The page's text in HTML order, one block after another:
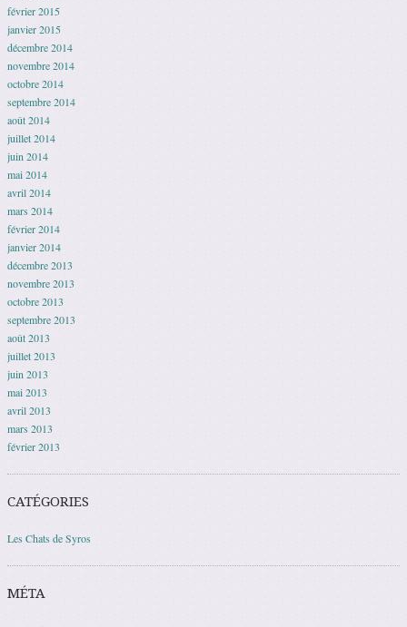
février 2015
janvier 2015
décembre 2014
novembre 2014
octobre 2014
septembre 2014
août 2014
juillet 2014
juin 2014
mai 2014
avril 2014
mars 2014
février 2014
janvier 2014
décembre 2013
novembre 2013
octobre 2013
septembre 2013
août 2013
juillet 2013
juin 2013
mai 2013
avril 2013
mars 2013
février 2013
CATÉGORIES
Les Chats de Syros
MÉTA